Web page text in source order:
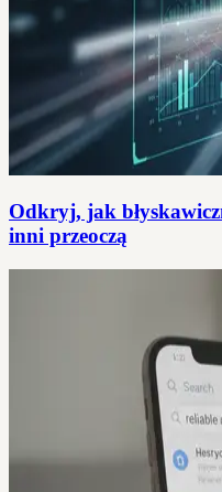
Odkryj, jak
inni przeoczą